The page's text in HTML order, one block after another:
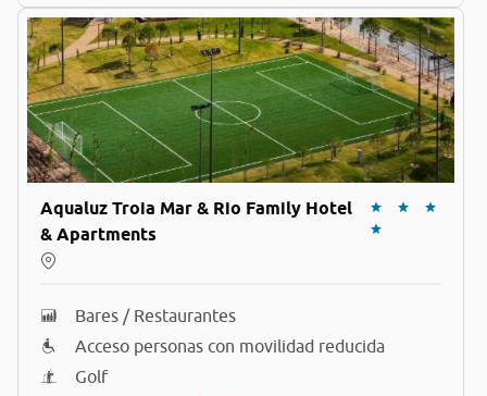
Aqualuz Troia Mar & Rio Family Hotel
& Apartments
Bares / Restaurantes
Acceso personas con movilidad reducida
Golf